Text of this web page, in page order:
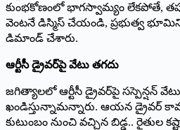
కుంభకోణంలో భాగస్వామ్యం లేకపోతే,
వెంటనే డిస్మిస్ చేయండి, ప్రభుత్వ
డిమాండ్ చేశారు.
ఆర్టీసీ డ్రైవర్‌పై వేటు తగదు
జగిత్యాలలో ఆర్టీసీ డ్రైవర్‌పై సస్పెన్షన్
ఖండిస్తున్నామన్నారు. ఆయన డ్రైవర్
కుటుంబం నుంచి వచ్చిన బిడ్డ.. రైతుల